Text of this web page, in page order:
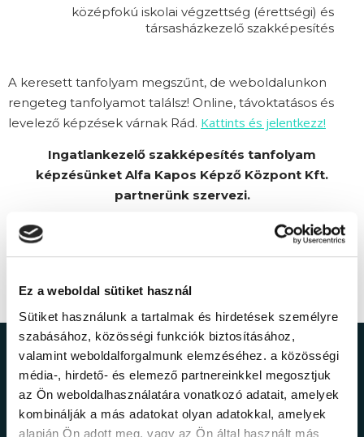
Ez a weboldal sütiket használ
Sütiket használunk a tartalmak és hirdetések személyre
szabásához, közösségi funkciók biztosításához,
valamint weboldalforgalmunk elemzéséhez. a közösségi
média-, hirdető- és elemező partnereinkkel megosztjuk
az Ön weboldalhasználatára vonatkozó adatait, amelyek
kombinálják a más adatokat olyan adatokkal, amelyek
alapján Ön adott meg, vagy az Ön által használt más
középfokú iskolai végzettség (érettségi) és
társasházkezelő szakképesítés
A keresett tanfolyam megszűnt, de weboldalunkon
rengeteg tanfolyamot találsz! Online, távoktatásos és
levelező képzések várnak Rád. Kattints és jelentkezz!
Ingatlankezelő szakképesítés tanfolyam
képzésünket Alfa Kapos Képző Központ Kft.
partnerünk szervezi.
Ne maradj le a
legfrissebb